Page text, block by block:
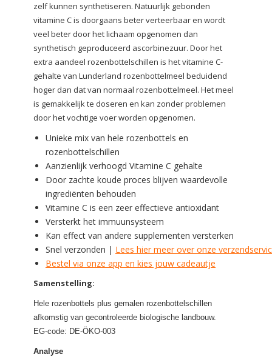
zelf kunnen synthetiseren. Natuurlijk gebonden
vitamine C is doorgaans beter verteerbaar en wordt
veel beter door het lichaam opgenomen dan
synthetisch geproduceerd ascorbinezuur. Door het
extra aandeel rozenbottelschillen is het vitamine C-
gehalte van Lunderland rozenbottelmeel beduidend
hoger dan dat van normaal rozenbottelmeel. Het meel
is gemakkelijk te doseren en kan zonder problemen
door het vochtige voer worden opgenomen.
Unieke mix van hele rozenbottels en
rozenbottelschillen
Aanzienlijk verhoogd Vitamine C gehalte
Door zachte koude proces blijven waardevolle
ingrediënten behouden
Vitamine C is een zeer effectieve antioxidant
Versterkt het immuunsysteem
Kan effect van andere supplementen versterken
Snel verzonden | Lees hier meer over onze
Bestel via onze app en kies jouw cadeautje
Samenstelling:
Hele rozenbottels plus gemalen rozenbottelschillen
afkomstig van gecontroleerde biologische landbouw.
EG-code: DE-ÖKO-003
Analyse